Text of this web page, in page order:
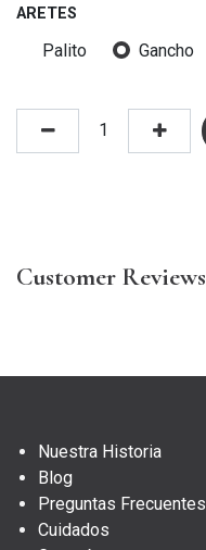
ARETES
Palito Gancho
Customer Reviews
Nuestra Historia
Blog
Preguntas Frecuentes
Cuidados